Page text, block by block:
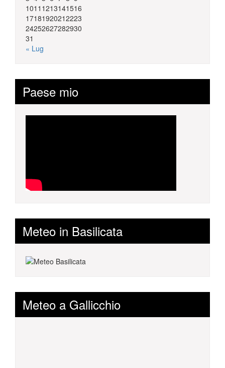
« Lug
1011 1213141516
17181920212223
24252627282930
31
Paese mio
Meteo in Basilicata
Meteo a Gallicchio